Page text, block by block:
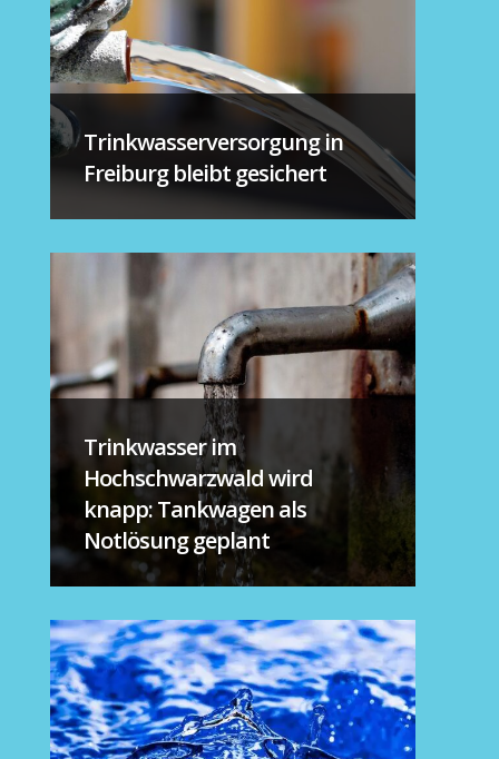
Trinkwasserversorgung in
Freiburg bleibt gesichert
Trinkwasser im
Hochschwarzwald wird
knapp: Tankwagen als
Notlösung geplant